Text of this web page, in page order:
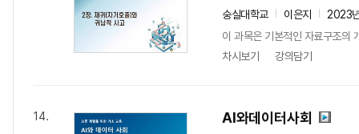
숭실대학교 이은지
2023
이 과목은 기본적인 자료구조의
차시보기
강의담기
14. AI와데이터사회